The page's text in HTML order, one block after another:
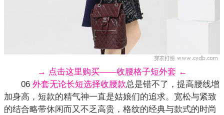
→ 点击这里购买——收腰格子短外套 ←
06 外套无论长短选择收腰款总是错不了，提高腰线增
加身高，短款的精气神一直是姑娘们的追求。宽松与紧致
的结合略带休闲而又不乏高贵，格纹的经典与款式的时尚